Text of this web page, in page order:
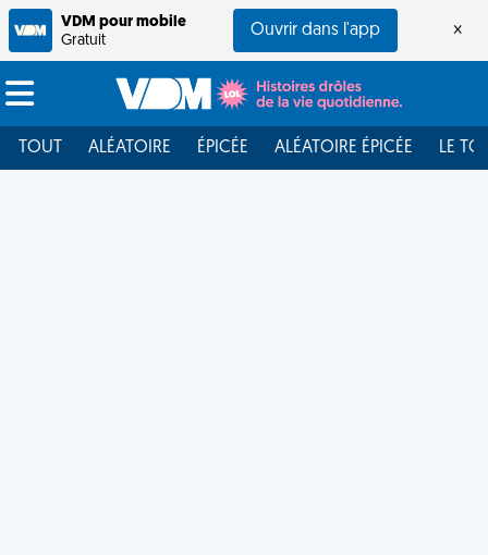
VDM pour mobile
Gratuit
Ouvrir dans l'app ×
TOUT ALÉATOIRE ÉPICÉE ALÉATOIRE ÉPICÉE LE